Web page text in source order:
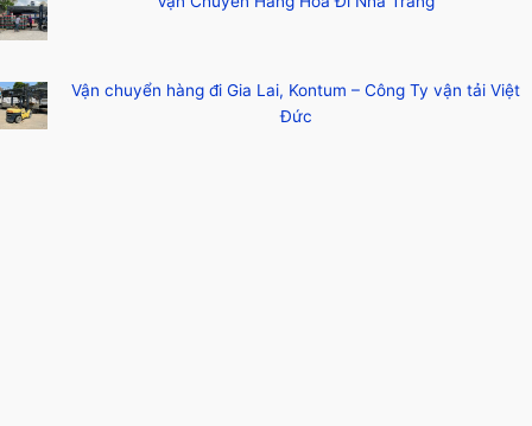
Vận chuyển hàng đi Gia Lai, Kontum – Công Ty vận tải Việt
Đức